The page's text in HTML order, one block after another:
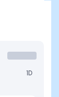
1D